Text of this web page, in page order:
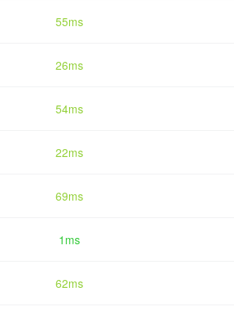
55ms
26ms
54ms
22ms
69ms
1ms
62ms